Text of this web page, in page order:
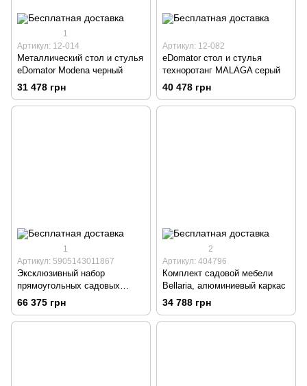
1
Артикул: 12-014
Металлический стол и стулья
eDomator Modena черный
31 478 грн
Артикул: 12-082
eDomator стол и стулья
техноротанг MALAGA серый
40 478 грн
1
Артикул: 5905143011867
Эксклюзивный набор
прямоугольных садовых
столов 90х150х75 см + 6
66 375 грн
2
Артикул: 404796
Комплект садовой мебели
Bellaria, алюминиевый каркас
34 788 грн